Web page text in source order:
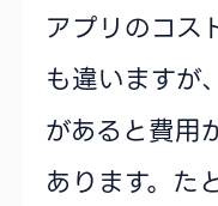
アプリのコス
も違いますが
があると費用
あります。た